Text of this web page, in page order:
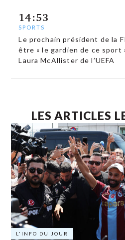
14:53
SPORTS
Le prochain président de la
être « le gardien de ce sport
Laura McAllister de l’UEFA
LES ARTICLES
L'INFO DU JOUR